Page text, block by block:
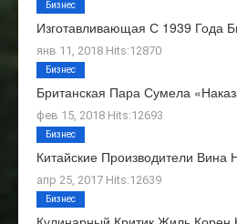
Изготавливающая С 1939 Года
янв 11, 2018 Hits:12870
Бизнес
Британская Пара Сумела
фев 15, 2018 Hits:12693
Бизнес
Китайские Производители
апр 25, 2017 Hits:12639
Бизнес
Бизнес